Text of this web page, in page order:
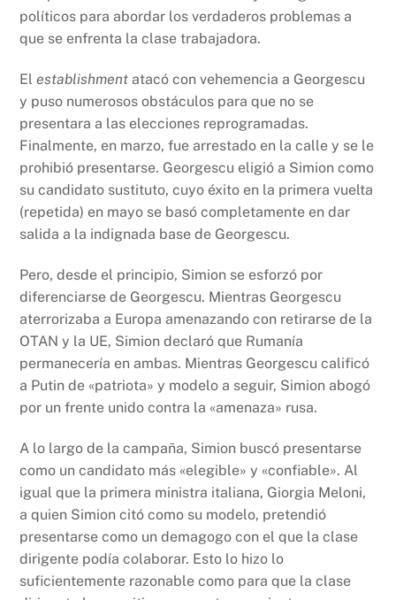
políticos para abordar los verdaderos problemas a
que se enfrenta la clase trabajadora.
Elestablishment atacó con vehemencia a Georgescu
y puso numerosos obstáculos para que no se
presentara a las elecciones reprogramadas.
Finalmente, en marzo, fue arrestado en la calle y se le
prohibió presentarse. Georgescu eligió a Simion como
su candidato sustituto, cuyo éxito en la primera vuelta
(repetida) en mayo se basó completamente en dar
salida a la indignada base de Georgescu.
Pero, desde el principio, Simion se esforzó por
diferenciarse de Georgescu. Mientras Georgescu
aterrorizaba a Europa amenazando con retirarse de la
OTAN y la UE, Simion declaró que Rumanía
permanecería en ambas. Mientras Georgescu calificó
a Putin de «patriota» y modelo a seguir, Simion abogó
por un frente unido contra la «amenaza» rusa.
A lo largo de la campaña, Simion buscó presentarse
como un candidato más «elegible» y «confiable». Al
igual que la primera ministra italiana, Giorgia Meloni,
a quien Simion citó como su modelo, pretendió
presentarse como un demagogo con el que la clase
dirigente podía colaborar. Esto lo hizo lo
suficientemente razonable como para que la clase